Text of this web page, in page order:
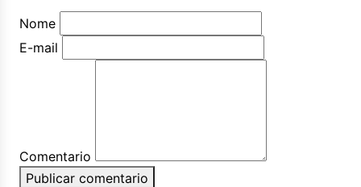
Nome
E-mail
Comentario
Publicar comentario